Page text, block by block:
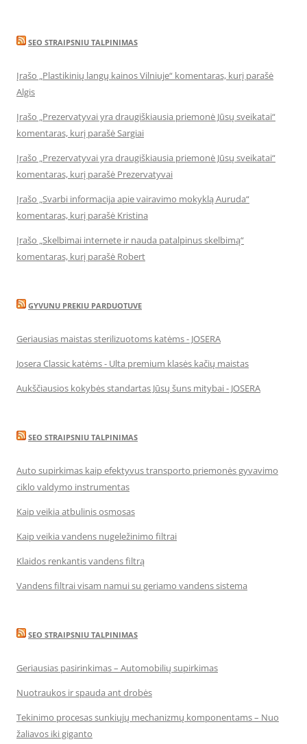
SEO STRAIPSNIU TALPINIMAS
Įrašo „Plastikinių langų kainos Vilniuje“ komentaras, kurį parašė
Algis
Įrašo „Prezervatyvai yra draugiškiausia priemonė Jūsų sveikatai“
komentaras, kurį parašė Sargiai
Įrašo „Prezervatyvai yra draugiškiausia priemonė Jūsų sveikatai“
komentaras, kurį parašė Prezervatyvai
Įrašo „Svarbi informacija apie vairavimo mokyklą Auruda“
komentaras, kurį parašė Kristina
Įrašo „Skelbimai internete ir nauda patalpinus skelbimą“
komentaras, kurį parašė Robert
GYVUNU PREKIU PARDUOTUVE
Geriausias maistas sterilizuotoms katėms - JOSERA
Josera Classic katėms - Ulta premium klasės kačių maistas
Aukščiausios kokybės standartas Jūsų šuns mitybai - JOSERA
SEO STRAIPSNIU TALPINIMAS
Auto supirkimas kaip efektyvus transporto priemonės gyvavimo
ciklo valdymo instrumentas
Kaip veikia atbulinis osmosas
Kaip veikia vandens nugeležinimo filtrai
Klaidos renkantis vandens filtrą
Vandens filtrai visam namui su geriamo vandens sistema
SEO STRAIPSNIU TALPINIMAS
Geriausias pasirinkimas – Automobilių supirkimas
Nuotraukos ir spauda ant drobės
Tekinimo procesas sunkiųjų mechanizmų komponentams – Nuo
žaliavos iki giganto